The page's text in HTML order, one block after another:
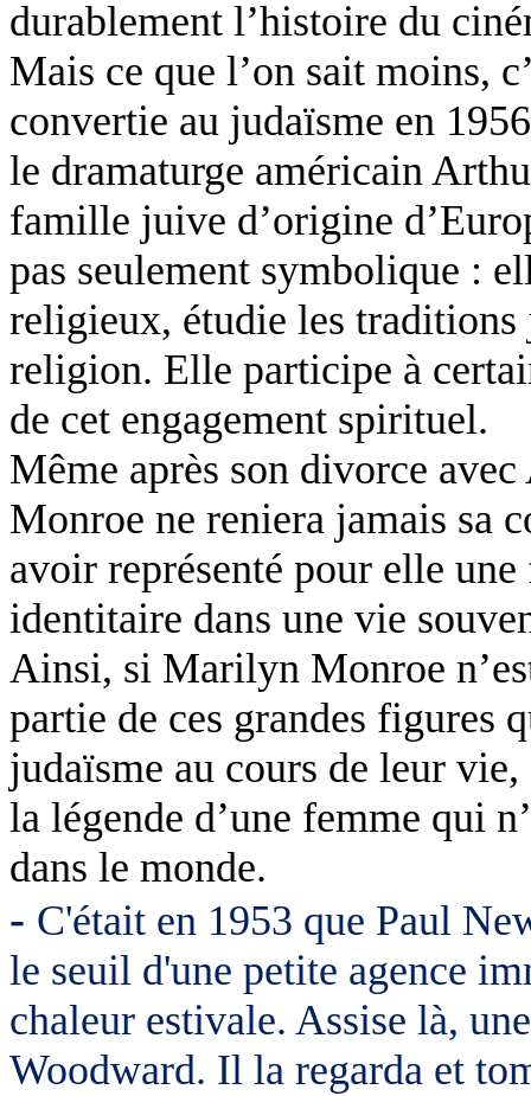
durablement l’histoire du
Mais ce que l’on sait moins,
convertie au judaïsme en
le dramaturge américain
famille juive d’origine
pas seulement symbolique :
religieux, étudie les
religion. Elle participe à
de cet engagement spirituel.
Même après son divorce
Monroe ne reniera jamais sa
avoir représenté pour elle
identitaire dans une vie
Ainsi, si Marilyn Monroe
partie de ces grandes figures
judaïsme au cours de leur
la légende d’une femme qui
dans le monde.
- C'était en 1953 que Paul
le seuil d'une petite agence
chaleur estivale. Assise là,
Woodward. Il la regarda et